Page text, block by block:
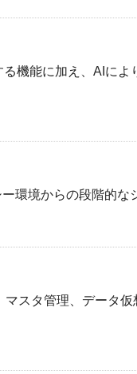
機能に加え、AIに
環境からの段階的な
スタ管理、データ